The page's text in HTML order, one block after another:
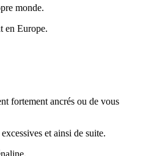
monde.
en Europe.
fortement ancrés ou de vous
et ainsi de suite.